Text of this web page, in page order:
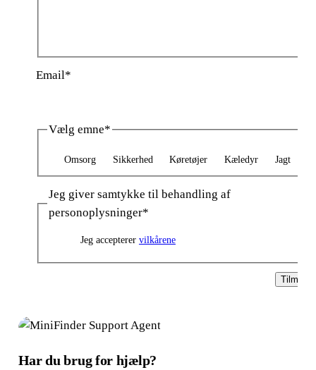
Efternavn
Email*
Vælg emne*
Omsorg Sikkerhed Køretøjer Kæledyr Jagt
Jeg giver samtykke til behandling af
personoplysninger*
Jeg accepterer vilkårene
Tilmeld
Har du brug for hjælp?